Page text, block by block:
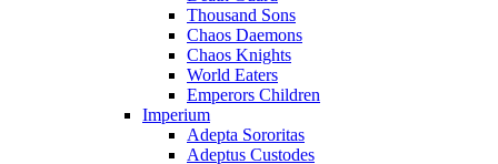
Thousand Sons
Chaos Daemons
Chaos Knights
World Eaters
Emperors Children
Imperium
Adepta Sororitas
Adeptus Custodes